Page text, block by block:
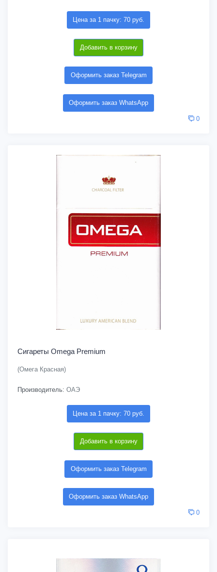
Цена за 1 пачку: 70 руб.
Добавить в корзину
Оформить заказ Telegram
Оформить заказ WhatsApp
0
Сигареты Omega Premium
(Омега Красная)
Производитель: ОАЭ
Цена за 1 пачку: 70 руб.
Добавить в корзину
Оформить заказ Telegram
Оформить заказ WhatsApp
0